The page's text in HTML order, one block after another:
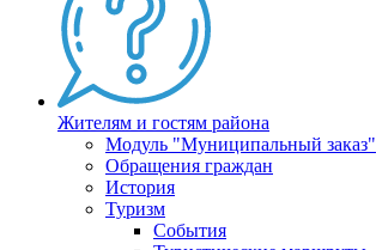
Жителям и гостям района
Модуль "Муниципальный заказ"
Обращения граждан
История
Туризм
События